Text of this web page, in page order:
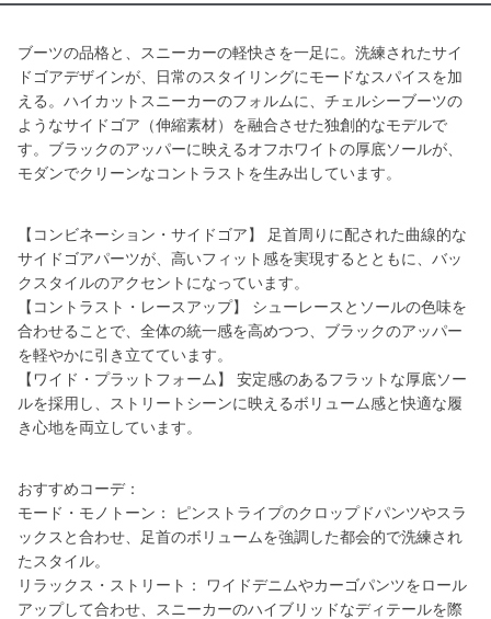
ブーツの品格と、スニーカーの軽快さを一足に。洗練されたサイ
ドゴアデザインが、日常のスタイリングにモードなスパイスを加
える。ハイカットスニーカーのフォルムに、チェルシーブーツの
ようなサイドゴア（伸縮素材）を融合させた独創的なモデルで
す。ブラックのアッパーに映えるオフホワイトの厚底ソールが、
モダンでクリーンなコントラストを生み出しています。
【コンビネーション・サイドゴア】 足首周りに配された曲線的な
サイドゴアパーツが、高いフィット感を実現するとともに、バッ
クスタイルのアクセントになっています。
【コントラスト・レースアップ】 シューレースとソールの色味を
合わせることで、全体の統一感を高めつつ、ブラックのアッパー
を軽やかに引き立てています。
【ワイド・プラットフォーム】 安定感のあるフラットな厚底ソー
ルを採用し、ストリートシーンに映えるボリューム感と快適な履
き心地を両立しています。
おすすめコーデ：
モード・モノトーン： ピンストライプのクロップドパンツやスラ
ックスと合わせ、足首のボリュームを強調した都会的で洗練され
たスタイル。
リラックス・ストリート： ワイドデニムやカーゴパンツをロール
アップして合わせ、スニーカーのハイブリッドなディテールを際